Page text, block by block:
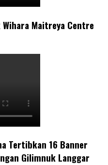
Maitreya Centre
Tertibkan 16 Banner
Gilimnuk Langgar